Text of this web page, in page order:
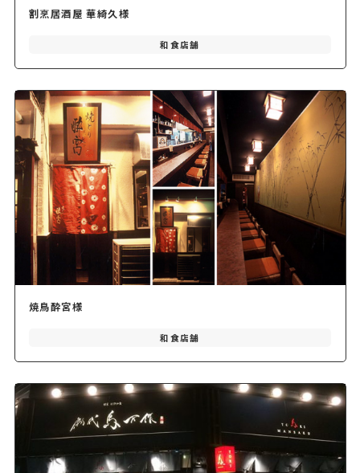
割烹居酒屋 華綺久様
和食店舗
焼鳥酔宮様
和食店舗